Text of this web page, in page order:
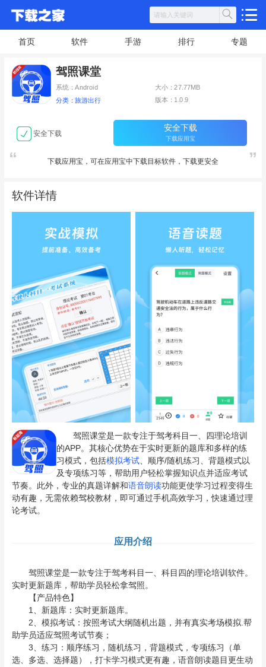
首页 软件 手游 排行 专题
驾照课堂
系统：Android 大小：27.77MB
分类：旅游出行 版本：1.0.9
安全下载
安全下载
下载应用宝
下载应用宝，可在应用宝中下载目标软件，下载更安全
软件详情
驾照课堂是一款专注于驾考科目一、四理论培训
的APP。其核心优势在于实时更新的题库和多样的练
习模式，包括模拟考试、顺序/随机练习、背题模式以
及专项练习等，帮助用户轻松掌握知识点并适应考试
节奏。此外，专业的真题详解和语音朗读功能更使学习过程变得生
动有趣，无需依赖驾校教材，即可通过手机高效学习，快速通过理
论考试。
应用介绍
驾照课堂是一款专注于驾考科目一、科目四的理论培训软件。
实时更新题库，帮助学员轻松拿驾照。
【产品特色】
1、新题库：实时更新题库。
2、模拟考试：按照考试大纲随机出题，并有真实考场模拟.帮
助学员适应驾照考试节奏；
3、练习：顺序练习，随机练习，背题模式，专项练习（单
选、多选、选择题），打卡学习模式更有趣，语音朗读题目更生动